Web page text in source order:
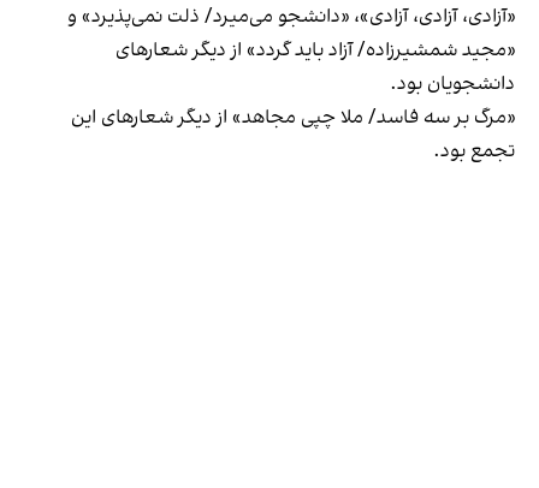
«آزادی، آزادی، آزادی»، «دانشجو می‌میرد/ ذلت نمی‌پذیرد» و
«مجید شمشیرزاده/ آزاد باید گردد» از دیگر شعارهای
دانشجویان بود.
«مرگ بر سه فاسد/ ملا چپی مجاهد» از دیگر شعارهای این
تجمع بود.